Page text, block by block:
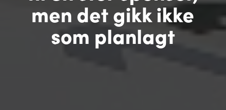
men det gikk ikke
som planlagt